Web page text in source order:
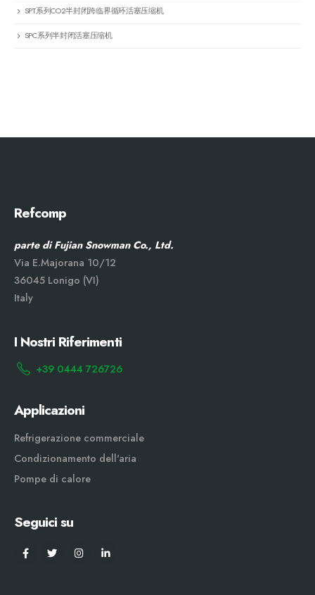
SPT系列CO2半封闭跨临界循环活塞压缩机
SPC系列半封闭活塞压缩机
Refcomp
parte di Fujian Snowman Co., Ltd.
Via E.Majorana 10/12
36045 Lonigo (VI)
Italy
I Nostri Riferimenti
+39 0444 726726
Applicazioni
Refrigerazione commerciale
Condizionamento dell'aria
Pompe di calore
Seguici su